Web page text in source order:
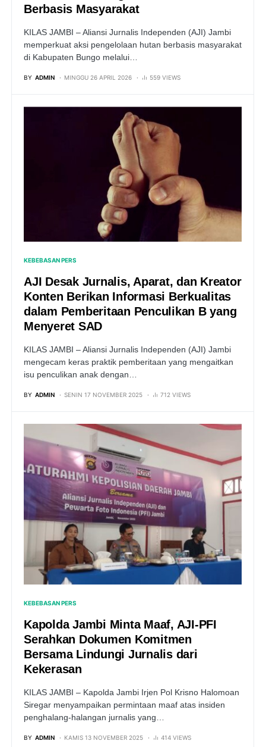
Berbasis Masyarakat
KILAS JAMBI – Aliansi Jurnalis Independen (AJI) Jambi
memperkuat aksi pengelolaan hutan berbasis masyarakat
di Kabupaten Bungo melalui…
BY ADMIN MINGGU 26 APRIL 2026 559 VIEWS
KEBEBASAN PERS
AJI Desak Jurnalis, Aparat, dan Kreator
Konten Berikan Informasi Berkualitas
dalam Pemberitaan Penculikan B yang
Menyeret SAD
KILAS JAMBI – Aliansi Jurnalis Independen (AJI) Jambi
mengecam keras praktik pemberitaan yang mengaitkan
isu penculikan anak dengan…
BY ADMIN SENIN 17 NOVEMBER 2025 712 VIEWS
KEBEBASAN PERS
Kapolda Jambi Minta Maaf, AJI-PFI
Serahkan Dokumen Komitmen
Bersama Lindungi Jurnalis dari
Kekerasan
KILAS JAMBI – Kapolda Jambi Irjen Pol Krisno Halomoan
Siregar menyampaikan permintaan maaf atas insiden
penghalang-halangan jurnalis yang…
BY ADMIN KAMIS 13 NOVEMBER 2025 414 VIEWS